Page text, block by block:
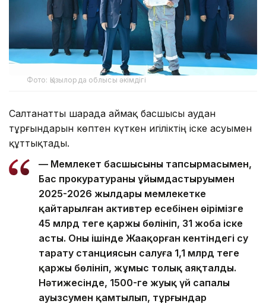
Фото: Қызылорда облысы әкімдігі
Салтанатты шарада аймақ басшысы аудан
тұрғындарын көптен күткен игіліктің іске асуымен
құттықтады.
— Мемлекет басшысының тапсырмасымен,
Бас прокуратураның ұйымдастыруымен
2025-2026 жылдары мемлекетке
қайтарылған активтер есебінен өңірімізге
45 млрд теңге қаржы бөлініп, 31 жоба іске
асты. Оның ішінде Жаңақорған кентіндегі су
тарату станциясын салуға 1,1 млрд теңге
қаржы бөлініп, жұмыс толық аяқталды.
Нәтижесінде, 1500-ге жуық үй сапалы
ауызсумен қамтылып, тұрғындар